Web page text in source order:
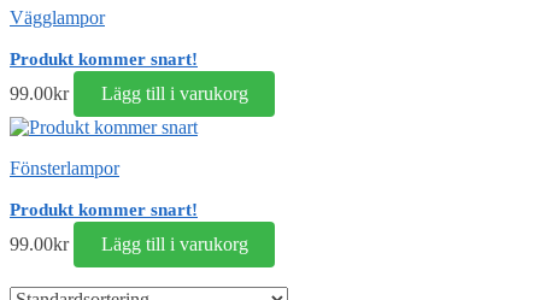
Vägglampor
Produkt kommer snart!
99.00kr Lägg till i varukorg
Fönsterlampor
Produkt kommer snart!
99.00kr Lägg till i varukorg